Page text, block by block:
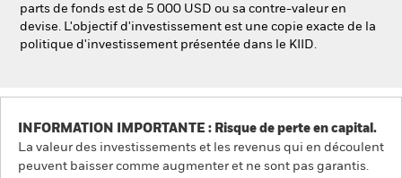
parts de fonds est de 5 000 USD ou sa contre-valeur en
devise. L'objectif d'investissement est une copie exacte de la
politique d'investissement présentée dans le KIID.
INFORMATION IMPORTANTE : Risque de perte en capital.
La valeur des investissements et les revenus qui en découlent
peuvent baisser comme augmenter et ne sont pas garantis.